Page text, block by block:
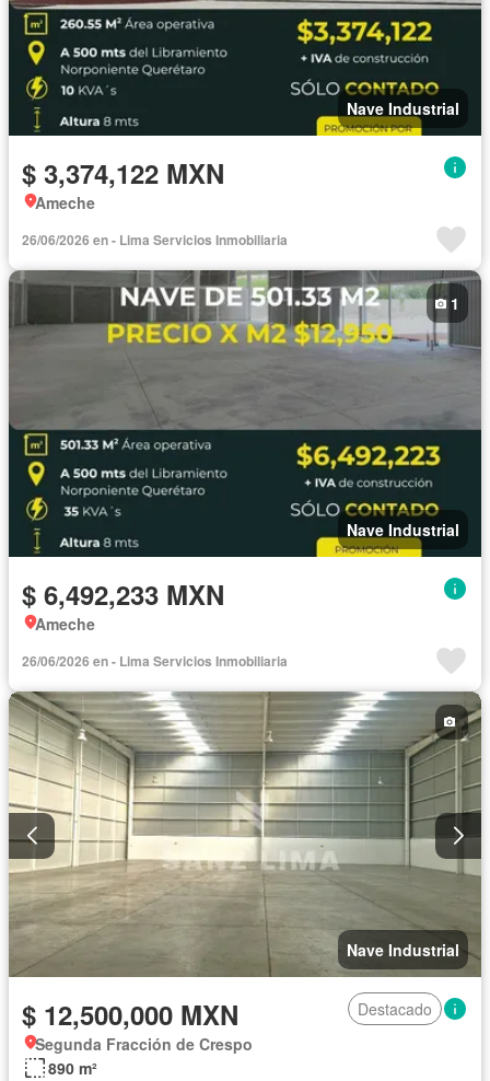
Nave Industrial
$ 3,374,122 MXN
Ameche
26/06/2026 en - Lima Servicios Inmobiliaria
Nave Industrial
1
$ 6,492,233 MXN
Ameche
26/06/2026 en - Lima Servicios Inmobiliaria
Nave Industrial
$ 12,500,000 MXN
Destacado
Segunda Fracción de Crespo
890 m²